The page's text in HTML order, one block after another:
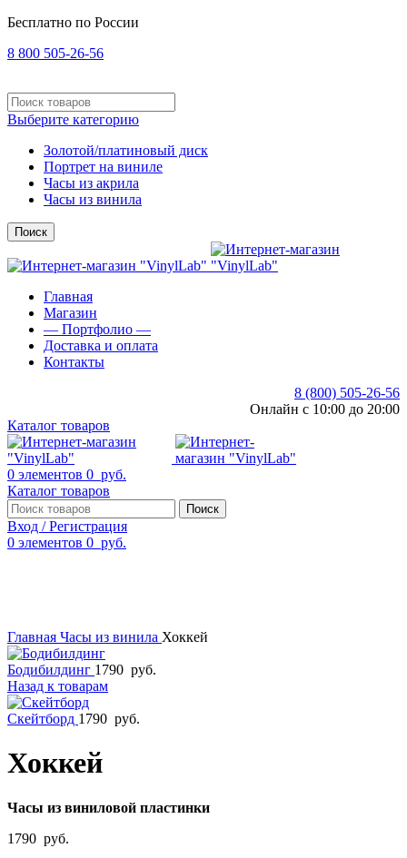
Бесплатно по России
8 800 505-26-56
Выберите категорию
Золотой/платиновый диск
Портрет на виниле
Часы из акрила
Часы из винила
Поиск
Главная
Магазин
— Портфолио —
Доставка и оплата
Контакты
8 (800) 505-26-56
Онлайн с 10:00 до 20:00
Каталог товаров
0 элементов 0 руб.
Каталог товаров
Поиск
Вход / Регистрация
0 элементов 0 руб.
Главная Часы из винила Хоккей
Бодибилдинг 1790 руб.
Назад к товарам
Скейтборд 1790 руб.
Хоккей
Часы из виниловой пластинки
1790 руб.